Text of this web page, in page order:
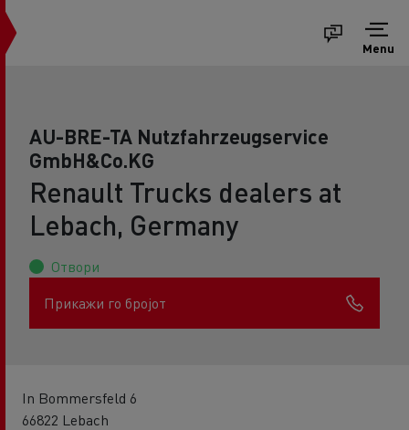
Menu
AU-BRE-TA Nutzfahrzeugservice
GmbH&Co.KG
Renault Trucks dealers at
Lebach, Germany
Отвори
Прикажи го бројот
In Bommersfeld 6
66822 Lebach